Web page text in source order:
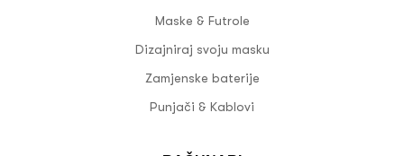
Maske & Futrole
Dizajniraj svoju masku
Zamjenske baterije
Punjači & Kablovi